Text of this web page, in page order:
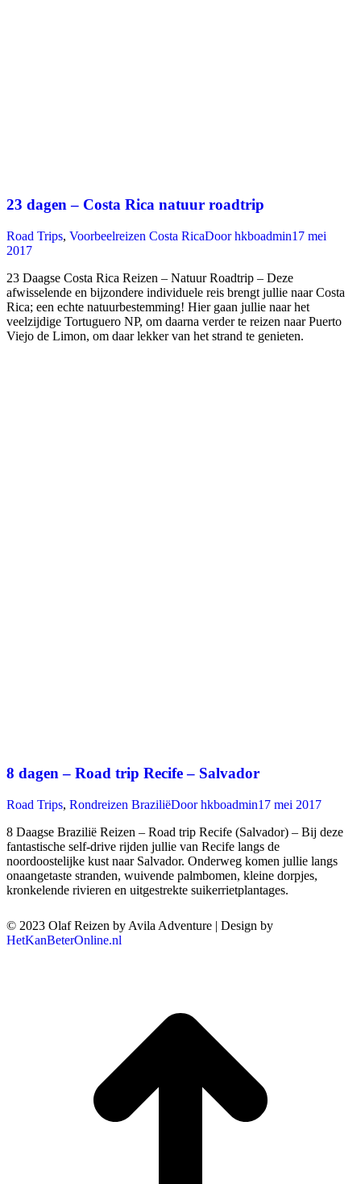
23 dagen – Costa Rica natuur roadtrip
Road Trips, Voorbeelreizen Costa RicaDoorhkboadmin17 mei
2017
23 Daagse Costa Rica Reizen – Natuur Roadtrip – Deze
afwisselende en bijzondere individuele reis brengt jullie naar Costa
Rica; een echte natuurbestemming! Hier gaan jullie naar het
veelzijdige Tortuguero NP, om daarna verder te reizen naar Puerto
Viejo de Limon, om daar lekker van het strand te genieten.
8 dagen – Road trip Recife – Salvador
Road Trips, Rondreizen BraziliëDoorhkboadmin17 mei 2017
8 Daagse Brazilië Reizen – Road trip Recife (Salvador) – Bij deze
fantastische self-drive rijden jullie van Recife langs de
noordoostelijke kust naar Salvador. Onderweg komen jullie langs
onaangetaste stranden, wuivende palmbomen, kleine dorpjes,
kronkelende rivieren en uitgestrekte suikerrietplantages.
© 2023 Olaf Reizen by Avila Adventure | Design by
HetKanBeterOnline.nl